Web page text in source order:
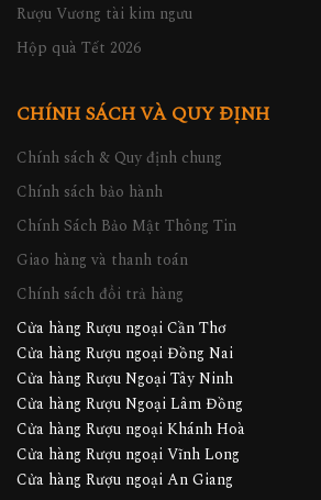
Rượu Vương tài kim ngưu
Hộp quà Tết 2026
CHÍNH SÁCH VÀ QUY ĐỊNH
Chính sách & Quy định chung
Chính sách bảo hành
Chính Sách Bảo Mật Thông Tin
Giao hàng và thanh toán
Chính sách đổi trả hàng
Cửa hàng Rượu ngoại Cần Thơ
Cửa hàng Rượu ngoại Đồng Nai
Cửa hàng Rượu Ngoại Tây Ninh
Cửa hàng Rượu Ngoại Lâm Đồng
Cửa hàng Rượu ngoại Khánh Hoà
Cửa hàng Rượu ngoại Vĩnh Long
Cửa hàng Rượu ngoại An Giang